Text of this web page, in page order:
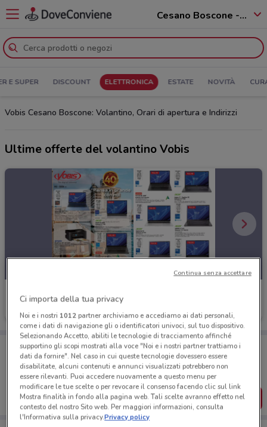
Cesano Boscone - 20090
E SUPER DISCOUNT ELETTRONICA ESTATE NOVITÀ
Vobis Cesano Boscone: Volantino, Orari di apertura e Indirizzi
Ultime offerte del volantino Vobis
Vobis
Scade il 31/08
Porta DoveConviene sempre con te!
Puoi trovare le migliori offerte dei negozi vicino a te,
salvarle e creare la tua lista del risparmio, comodamente
dal tuo cellulare.
SCARICA L’APP
Ci importa della tua privacy
Noi e i nostri 1012partner archiviamo e accediamo ai dati personali,
come i dati di navigazione gli o identificatori univoci, sul tuo dispositivo.
Selezionando Accetto, abiliti le tecnologie di tracciamento affinché
supportino gli scopi mostrati alla voce "Noi e i nostri partner trattiamo i
dati da fornire". Nel caso in cui queste tecnologie dovessero essere
disabilitate, alcuni contenuti e annunci visualizzati potrebbero non
essere rilevanti. Puoi accedere nuovamente a questo menu per
modificare le tue scelte o per revocare il consenso facendo clic sul link
Mostra finalità in fondo alla pagina web. Tali scelte avranno effetto nel
contesto del nostro Sito web. Per maggiori informazioni, consulta
l'Informativa sulla privacy.Privacy policy
Continua senza accettare